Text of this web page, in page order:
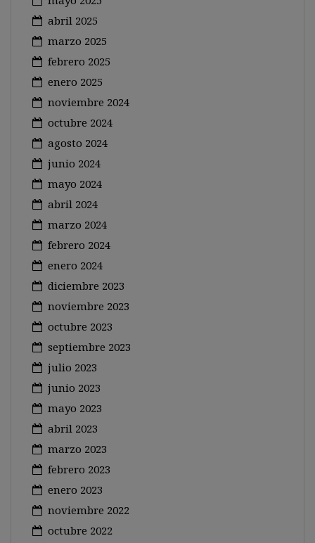
abril 2025
marzo 2025
febrero 2025
enero 2025
noviembre 2024
octubre 2024
agosto 2024
junio 2024
mayo 2024
abril 2024
marzo 2024
febrero 2024
enero 2024
diciembre 2023
noviembre 2023
octubre 2023
septiembre 2023
julio 2023
junio 2023
mayo 2023
abril 2023
marzo 2023
febrero 2023
enero 2023
noviembre 2022
octubre 2022